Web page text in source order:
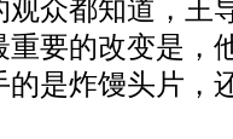
众都知道，王
要的改变是，
是炸馒头片，